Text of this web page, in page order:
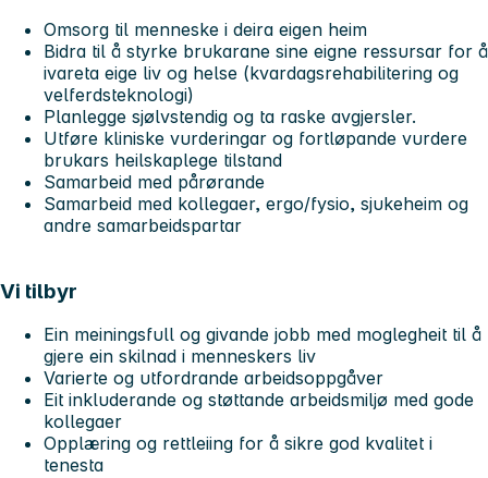
Omsorg til menneske i deira eigen heim
Bidra til å styrke brukarane sine eigne ressursar for å
ivareta eige liv og helse (kvardagsrehabilitering og
velferdsteknologi)
Planlegge sjølvstendig og ta raske avgjersler.
Utføre kliniske vurderingar og fortløpande vurdere
brukars heilskaplege tilstand
Samarbeid med pårørande
Samarbeid med kollegaer, ergo/fysio, sjukeheim og
andre samarbeidspartar
Vi tilbyr
Ein meiningsfull og givande jobb med moglegheit til å
gjere ein skilnad i menneskers liv
Varierte og utfordrande arbeidsoppgåver
Eit inkluderande og støttande arbeidsmiljø med gode
kollegaer
Opplæring og rettleiing for å sikre god kvalitet i
tenesta